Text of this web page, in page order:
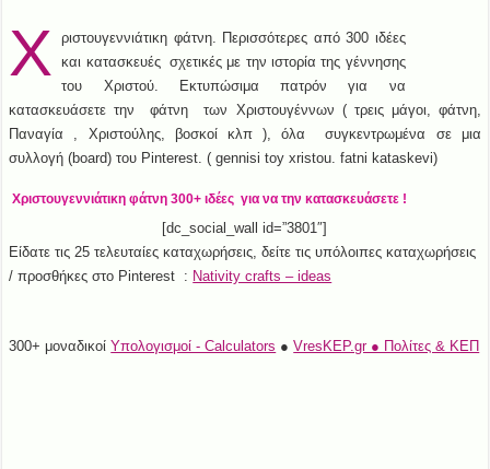
Χ
ριστουγεννιάτικη φάτνη. Περισσότερες από 300 ιδέες
και κατασκευές σχετικές με την ιστορία της γέννησης
του Χριστού. Εκτυπώσιμα πατρόν για να
κατασκευάσετε την φάτνη των Χριστουγέννων ( τρεις μάγοι, φάτνη,
Παναγία , Χριστούλης, βοσκοί κλπ ), όλα συγκεντρωμένα σε μια
συλλογή (board) του Pinterest. ( gennisi toy xristou. fatni kataskevi)
Χριστουγεννιάτικη φάτνη 300+ ιδέες για να την κατασκευάσετε !
[dc_social_wall id=”3801″]
Είδατε τις 25 τελευταίες καταχωρήσεις, δείτε τις υπόλοιπες καταχωρήσεις
/ προσθήκες στο Pinterest : Nativity crafts – ideas
300+ μοναδικοίΥπολογισμοί - Calculators ●VresKEP.gr ● Πολίτες & ΚΕΠ